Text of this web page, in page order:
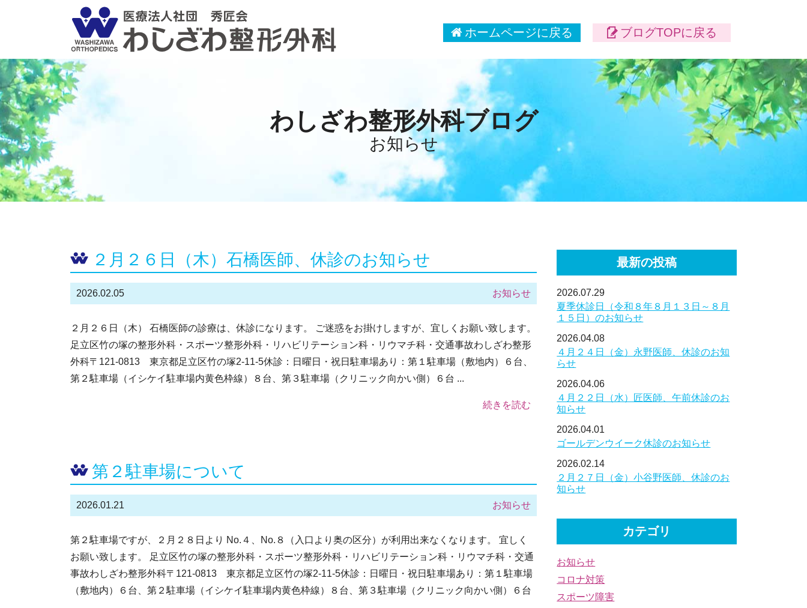
ホームページに戻る ブログTOPに戻る
わしざわ整形外科ブログ
お知らせ
２月２６日（木）石橋医師、休診のお知らせ
2026.02.05 お知らせ
２月２６日（木） 石橋医師の診療は、休診になります。 ご迷惑をお掛けしますが、宜しくお願い致します。
足立区竹の塚の整形外科・スポーツ整形外科・リハビリテーション科・リウマチ科・交通事故わしざわ整形
外科〒121-0813 東京都足立区竹の塚2-11-5休診：日曜日・祝日駐車場あり：第１駐車場（敷地内）６台、
第２駐車場（イシケイ駐車場内黄色枠線）８台、第３駐車場（クリニック向かい側）６台 ...
続きを読む
第２駐車場について
2026.01.21 お知らせ
第２駐車場ですが、２月２８日より No.４、No.８（入口より奥の区分）が利用出来なくなります。 宜しく
お願い致します。 足立区竹の塚の整形外科・スポーツ整形外科・リハビリテーション科・リウマチ科・交通
事故わしざわ整形外科〒121-0813 東京都足立区竹の塚2-11-5休診：日曜日・祝日駐車場あり：第１駐車場
（敷地内）６台、第２駐車場（イシケイ駐車場内黄色枠線）８台、第３駐車場（クリニック向かい側）６台
最新の投稿
2026.07.29
夏季休診日（令和８年８月１３日～８月
１５日）のお知らせ
2026.04.08
４月２４日（金）永野医師、休診のお知
らせ
2026.04.06
４月２２日（水）匠医師、午前休診のお
知らせ
2026.04.01
ゴールデンウイーク休診のお知らせ
2026.02.14
２月２７日（金）小谷野医師、休診のお
知らせ
カテゴリ
お知らせ
コロナ対策
スポーツ障害